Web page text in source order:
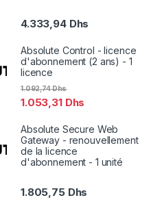
4.333,94 Dhs
Absolute Control - licence
d'abonnement (2 ans) - 1
licence
1.053,31 Dhs
1.092,74Dhs
Absolute Secure Web
Gateway - renouvellement
de la licence
d'abonnement - 1 unité
1.805,75 Dhs